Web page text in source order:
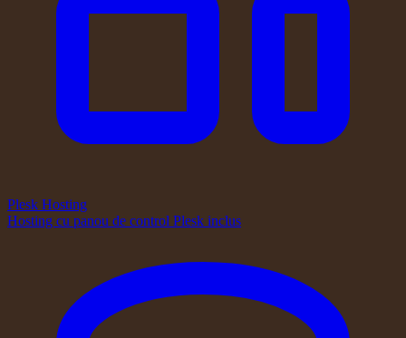
Plesk Hosting
Hosting cu panou de control Plesk inclus